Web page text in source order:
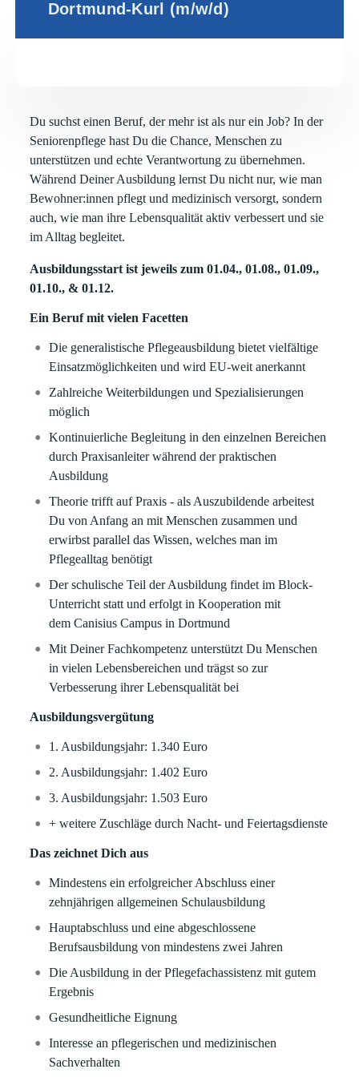
Dortmund-Kurl (m/w/d)
Du suchst einen Beruf, der mehr ist als nur ein Job? In der
Seniorenpflege hast Du die Chance, Menschen zu
unterstützen und echte Verantwortung zu übernehmen.
Während Deiner Ausbildung lernst Du nicht nur, wie man
Bewohner:innen pflegt und medizinisch versorgt, sondern
auch, wie man ihre Lebensqualität aktiv verbessert und sie
im Alltag begleitet.
Ausbildungsstart ist jeweils zum 01.04., 01.08., 01.09.,
01.10., & 01.12.
Ein Beruf mit vielen Facetten
Die generalistische Pflegeausbildung bietet vielfältige
Einsatzmöglichkeiten und wird EU-weit anerkannt
Zahlreiche Weiterbildungen und Spezialisierungen
möglich
Kontinuierliche Begleitung in den einzelnen Bereichen
durch Praxisanleiter während der praktischen
Ausbildung
Theorie trifft auf Praxis - als Auszubildende arbeitest
Du von Anfang an mit Menschen zusammen und
erwirbst parallel das Wissen, welches man im
Pflegealltag benötigt
Der schulische Teil der Ausbildung findet im Block-
Unterricht statt und erfolgt in Kooperation mit
dem Canisius Campus in Dortmund
Mit Deiner Fachkompetenz unterstützt Du Menschen
in vielen Lebensbereichen und trägst so zur
Verbesserung ihrer Lebensqualität bei
Ausbildungsvergütung
1. Ausbildungsjahr: 1.340 Euro
2. Ausbildungsjahr: 1.402 Euro
3. Ausbildungsjahr: 1.503 Euro
+ weitere Zuschläge durch Nacht- und Feiertagsdienste
Das zeichnet Dich aus
Mindestens ein erfolgreicher Abschluss einer
zehnjährigen allgemeinen Schulausbildung
Hauptabschluss und eine abgeschlossene
Berufsausbildung von mindestens zwei Jahren
Die Ausbildung in der Pflegefachassistenz mit gutem
Ergebnis
Gesundheitliche Eignung
Interesse an pflegerischen und medizinischen
Sachverhalten